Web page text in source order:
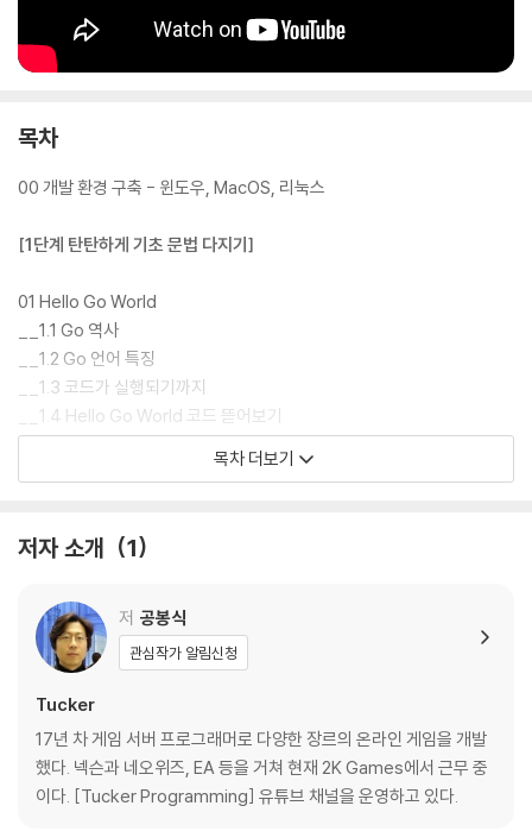
목차
00 개발 환경 구축 - 윈도우, MacOS, 리눅스
[1단계 탄탄하게 기초 문법 다지기]
01 Hello Go World
__1.1 Go 역사
__1.2 Go 언어 특징
__1.3 코드가 실행되기까지
__1.4 Hello Go World 코드 뜯어보기
__2.3 변수에 대해 더 알아보기
__2.5 타입 변환
__2.6 변수의 범위
__2.7 숫자 표현
핵심 요약 / 연습문제
03 fmt 패키지를 이용한 텍스트 입출력
__3.1 표준 입출력
목차 더보기
저자 소개 1
저 공봉식
관심작가 알림신청
Tucker
17년 차 게임 서버 프로그래머로 다양한 장르의 온라인 게임을 개발
했다. 넥슨과 네오위즈, EA 등을 거쳐 현재 2K Games에서 근무 중
이다. [Tucker Programming] 유튜브 채널을 운영하고 있다.